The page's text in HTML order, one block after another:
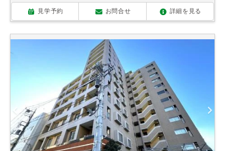
見学予約 お問合せ 詳細を見る